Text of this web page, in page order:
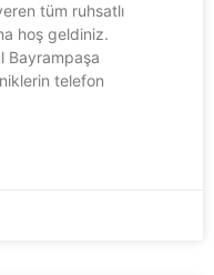
tüm ruhsatlı
hoş geldiniz.
Bayrampaşa
telefon